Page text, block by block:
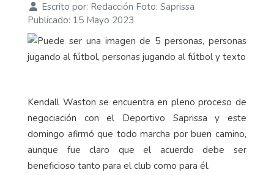
Escrito por: Redacción Foto: Saprissa
Publicado: 15 Mayo 2023
Kendall Waston se encuentra en pleno proceso de
negociación con el Deportivo Saprissa y este
domingo afirmó que todo marcha por buen camino,
aunque fue claro que el acuerdo debe ser
beneficioso tanto para el club como para él.